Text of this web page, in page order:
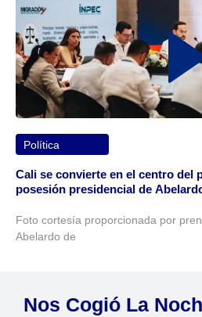
Política
Cali se convierte en el centro del
posesión presidencial de
Foto cortesía proporcionada por
Abelardo de
Nos Cogió La